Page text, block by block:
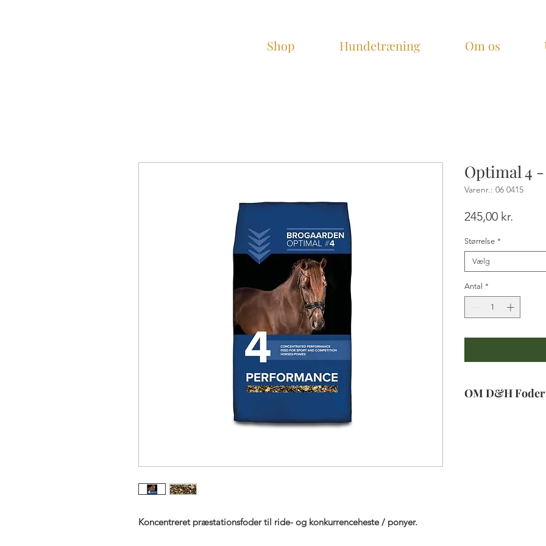
Shop Hundetræning Om os
Koncentreret præstationsfoder til ride- og konkurrenceheste / ponyer.
Optimal 4
Varenr.: 06 0415
245,00 kr.
Størrelse *
Vælg
Antal *
OM D&H Foder